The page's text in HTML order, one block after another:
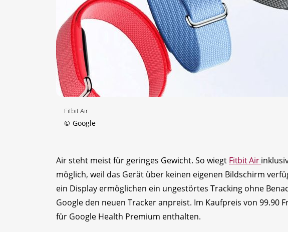
Fitbit Air
© Google
Air steht meist für geringes Gewicht. So wiegt Fitbit Air
möglich, weil das Gerät über keinen eigenen Bildschirm
ein Display ermöglichen ein ungestörtes Tracking ohne
Google den neuen Tracker anpreist. Im Kaufpreis von 99.90
für Google Health Premium enthalten.